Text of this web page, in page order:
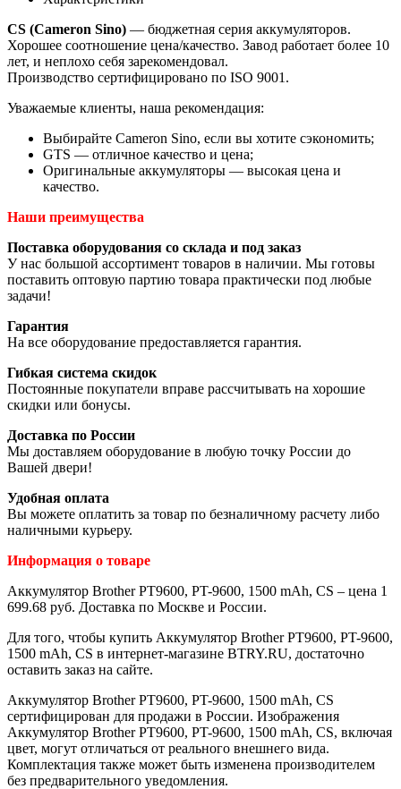
CS (Cameron Sino) — бюджетная серия аккумуляторов.
Хорошее соотношение цена/качество. Завод работает более 10
лет, и неплохо себя зарекомендовал.
Производство сертифицировано по ISO 9001.
Уважаемые клиенты, наша рекомендация:
Выбирайте Cameron Sino, если вы хотите сэкономить;
GTS — отличное качество и цена;
Оригинальные аккумуляторы — высокая цена и
качество.
Наши преимущества
Поставка оборудования со склада и под заказ
У нас большой ассортимент товаров в наличии. Мы готовы
поставить оптовую партию товара практически под любые
задачи!
Гарантия
На все оборудование предоставляется гарантия.
Гибкая система скидок
Постоянные покупатели вправе рассчитывать на хорошие
скидки или бонусы.
Доставка по России
Мы доставляем оборудование в любую точку России до
Вашей двери!
Удобная оплата
Вы можете оплатить за товар по безналичному расчету либо
наличными курьеру.
Информация о товаре
Аккумулятор Brother PT9600, PT-9600, 1500 mAh, CS – цена 1
699.68 руб. Доставка по Москве и России.
Для того, чтобы купить Аккумулятор Brother PT9600, PT-9600,
1500 mAh, CS в интернет-магазине BTRY.RU, достаточно
оставить заказ на сайте.
Аккумулятор Brother PT9600, PT-9600, 1500 mAh, CS
сертифицирован для продажи в России. Изображения
Аккумулятор Brother PT9600, PT-9600, 1500 mAh, CS, включая
цвет, могут отличаться от реального внешнего вида.
Комплектация также может быть изменена производителем
без предварительного уведомления.